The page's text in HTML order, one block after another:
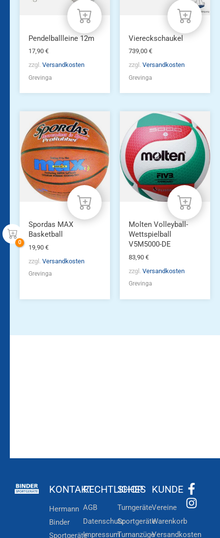
Pendelballleine 12m
17,90 €
zzgl. Versandkosten
Grevinga
Viereckschaukel
739,00 €
zzgl. Versandkosten
Grevinga
Spordas MAX
Basketball
19,90 €
zzgl. Versandkosten
Grevinga
Molten Volleyball-
Wettspielball
V5M5000-DE
83,90 €
zzgl. Versandkosten
Grevinga
KONTAKT
Hermann
Binder
Sportgeräte
RECHTLICHES
AGB
Datenschutz
Impressum
SHOP
Turngeräte
Sportgeräte
Turnanzüge
KUNDE
Vereine
Warenkorb
Versandkosten